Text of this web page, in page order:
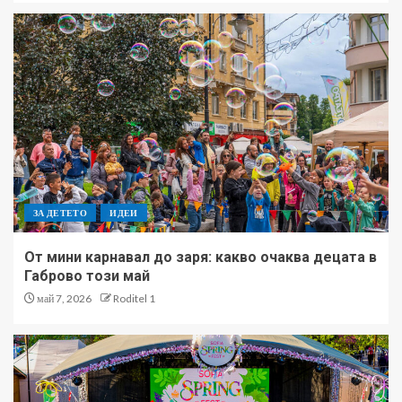
5
Издателство „Клет България“
представя образователни
карти с български
революционери по повод 150
години от Априлското
въстание
Mondial Camp 2026
продължава с още футбол,
кино, куизове и забавления в
сърцето на София
2
ЗА ДЕТЕТО ИДЕИ
Oт мини карнавал до заря: какво очаква децата в
Габрово този май
май 7, 2026 Roditel 1